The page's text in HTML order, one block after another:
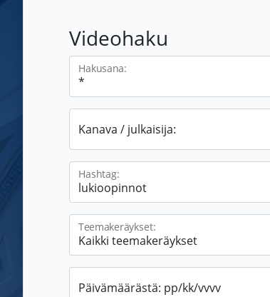
Videohaku
Hakusana:
Kanava / julkaisija:
Hashtag:
Teemakeräykset:
Päivämäärästä: pp/kk/vvvv